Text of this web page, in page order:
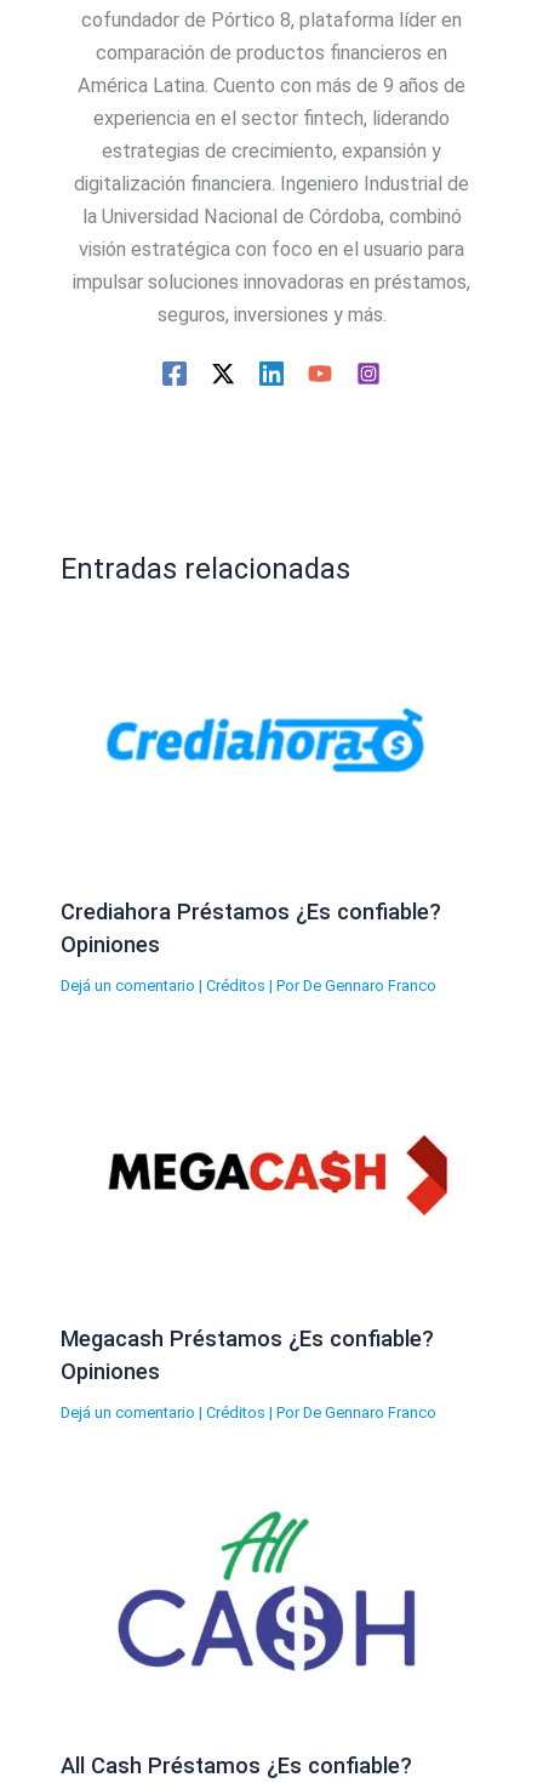
cofundador de Pórtico 8, plataforma líder en
comparación de productos financieros en
América Latina. Cuento con más de 9 años de
experiencia en el sector fintech, liderando
estrategias de crecimiento, expansión y
digitalización financiera. Ingeniero Industrial de
la Universidad Nacional de Córdoba, combinó
visión estratégica con foco en el usuario para
impulsar soluciones innovadoras en préstamos,
seguros, inversiones y más.
Entradas relacionadas
Crediahora Préstamos ¿Es confiable?
Opiniones
Dejá un comentario | Créditos | Por De Gennaro Franco
Megacash Préstamos ¿Es confiable?
Opiniones
Dejá un comentario | Créditos | Por De Gennaro Franco
All Cash Préstamos ¿Es confiable?